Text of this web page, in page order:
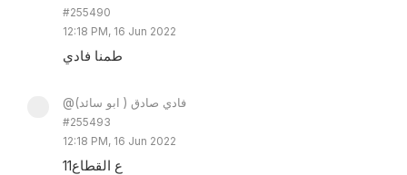
#255490
12:18 PM, 16 Jun 2022
طمنا فادي
@فادي صادق ( ابو سائد)
#255493
12:18 PM, 16 Jun 2022
11ع القطاع